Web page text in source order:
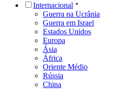
Internacional
Guerra na Ucrânia
Guerra em Israel
Estados Unidos
Europa
Ásia
África
Oriente Médio
Rússia
China